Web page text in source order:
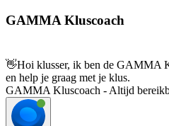
GAMMA Kluscoach
👋Hoi klusser, ik ben de GAMMA
en help je graag met je klus.
GAMMA Kluscoach - Altijd